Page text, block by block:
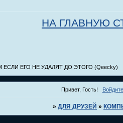
НА ГЛАВНУЮ
ЕГО НЕ УДАЛЯТ ДО ЭТОГО (Qeecky)
Привет, Гость! Войдите
» ДЛЯ ДРУЗЕЙ »